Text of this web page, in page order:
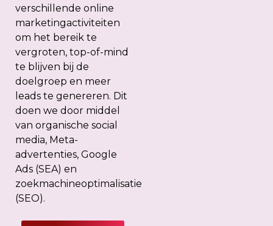
verschillende online
marketingactiviteiten
om het bereik te
vergroten, top-of-mind
te blijven bij de
doelgroep en meer
leads te genereren. Dit
doen we door middel
van organische social
media, Meta-
advertenties, Google
Ads (SEA) en
zoekmachineoptimalisatie
(SEO).